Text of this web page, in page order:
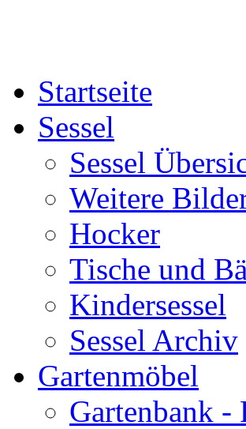
Startseite
Sessel
Sessel
Weitere
Hocker
Tische und
Kindersessel
Sessel Archiv
Gartenmöbel
Gartenbank -